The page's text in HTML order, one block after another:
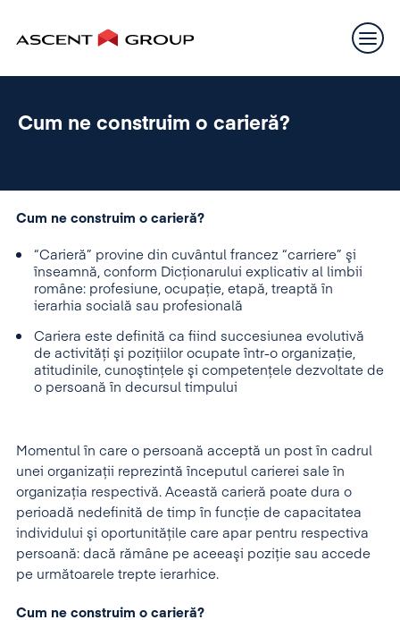
Cum ne construim o carieră?
Cum ne construim o carieră?
“Carieră” provine din cuvântul francez “carriere” şi
înseamnă, conform Dicţionarului explicativ al limbii
române: profesiune, ocupaţie, etapă, treaptă în
ierarhia socială sau profesională
Cariera este definită ca fiind succesiunea evolutivă
de activităţi şi poziţiilor ocupate într-o organizaţie,
atitudinile, cunoştinţele şi competenţele dezvoltate de
o persoană în decursul timpului
Momentul în care o persoană acceptă un post în cadrul
unei organizaţii reprezintă începutul carierei sale în
organizaţia respectivă. Această carieră poate dura o
perioadă nedefinită de timp în funcţie de capacitatea
individului şi oportunităţile care apar pentru respectiva
persoană: dacă rămâne pe aceeaşi poziţie sau accede
pe următoarele trepte ierarhice.
Cum ne construim o carieră?